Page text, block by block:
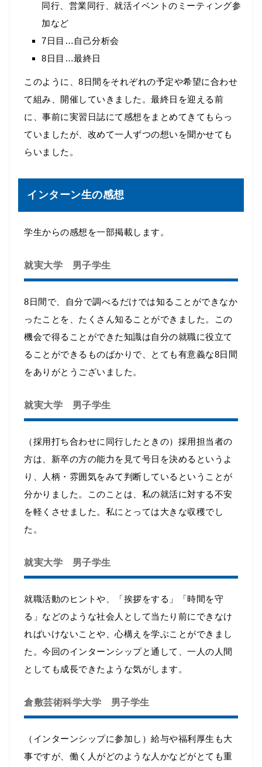
同行、営業同行、就活イベントのミーティング参
加など
7日目…自己分析会
8日目…最終日
このように、8日間をそれぞれの予定や希望に合わせ
て組み、開催していきました。最終日を迎える前
に、事前に実習日誌にて感想をまとめてきてもらっ
ていましたが、改めて一人ずつの想いを聞かせても
らいました。
インターン生の感想
学生からの感想を一部掲載します。
就実大学 男子学生
8日間で、自分で調べるだけでは知ることができなか
ったことを、たくさん知ることができました。この
機会で得ることができた知識は自分の就職に役立て
ることができるものばかりで、とても有意義な8日間
をありがとうございました。
就実大学 男子学生
（採用打ち合わせに同行したときの）採用担当者の
方は、新卒の方の能力を見て号日を決めるというよ
り、人柄・雰囲気をみて判断しているということが
分かりました。このことは、私の就活に対する不安
を軽くさせました。私にとっては大きな収穫でし
た。
就実大学 男子学生
就職活動のヒントや、「挨拶をする」「時間を守
る」などのような社会人として当たり前にできなけ
ればいけないことや、心構えを学ぶことができまし
た。今回のインターンシップと通して、一人の人間
としても成長できたような気がします。
倉敷芸術科学大学 男子学生
（インターンシップに参加し）給与や福利厚生も大
事ですが、働く人がどのような人かなどがとても重